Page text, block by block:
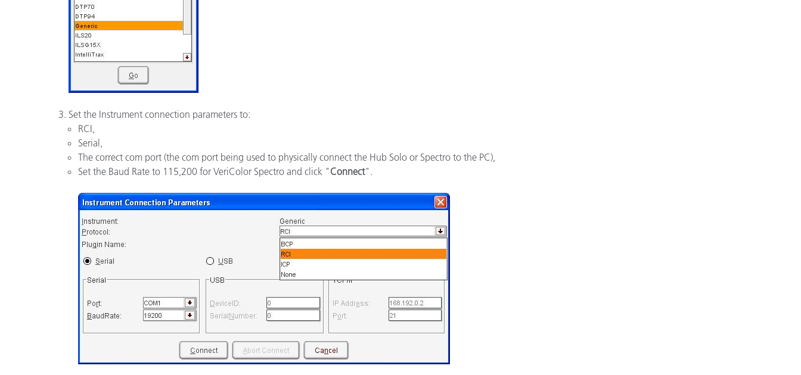
Plastiques
Set the Instrument connection parameters to:
RCI,
Serial,
The correct com port (the com port being used to physically connect the Hub Solo or Spectro to the PC),
Set the Baud Rate to 115,200 for VeriColor Spectro and click " Connect".